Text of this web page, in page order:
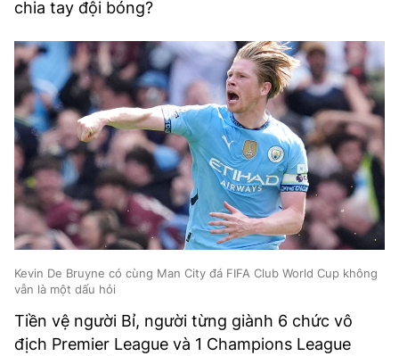
chia tay đội bóng?
Kevin De Bruyne có cùng Man City đá FIFA Club World Cup không
vẫn là một dấu hỏi
Tiền vệ người Bỉ, người từng giành 6 chức vô
địch Premier League và 1 Champions League